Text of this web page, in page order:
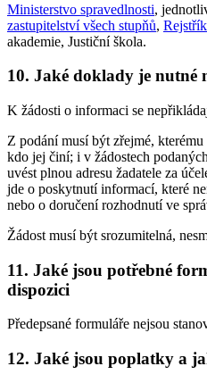
Ministerstvo spravedlnosti,
zastupitelství všech stupňů,
akademie, Justiční škola.
10. Jaké doklady je nutné
K žádosti o informaci se
Z podání musí být zřejmé,
kdo jej činí; i v žádostech
uvést plnou adresu žadatele za
jde o poskytnutí informací, které
nebo o doručení rozhodnutí ve
Žádost musí být srozumitelná,
11. Jaké jsou potřebné
dispozici
Předepsané formuláře nejsou
12. Jaké jsou poplatky a